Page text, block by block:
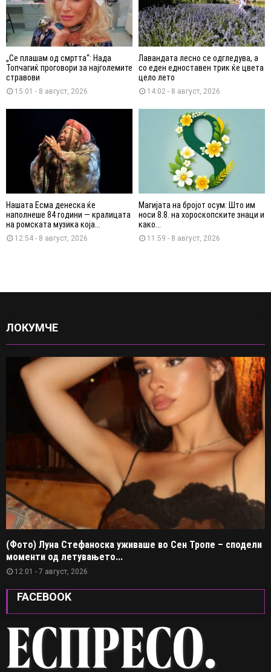
„Се плашам од смртта“: Нада
Топчагиќ проговори за најголемите
стравови
15:01 - 8 август, 2026
Лавандата лесно се одгледува, а
со еден едноставен трик ќе цвета
цело лето
14:02 - 8 август, 2026
Нашата Есма денеска ќе
наполнеше 84 години — кралицата
на ромската музика која...
12:54 - 8 август, 2026
Магијата на бројот осум: Што им
носи 8.8. на хороскопските знаци и
како...
11:59 - 8 август, 2026
ЛОКУМЧЕ
(Фото) Луна Стефаноска уживаше во Сен Тропе – сподели
моменти од летувањето...
12:01 - 7 август, 2026
FACEBOOK